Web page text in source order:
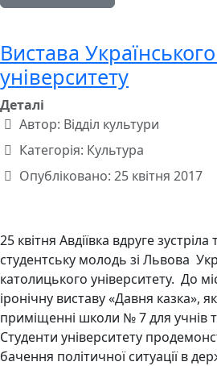
Вистава
університету
Деталі
Автор: Відділ культури
Категорія: Культура
Опубліковано: 25 квітня 2017
25 квітня Авдіївка вдруге
студентську молодь зі Львова
католицького університету. До
іронічну виставу «Давня казка»,
приміщенні школи № 7 для учнів
Студенти університету
бачення політичної ситуації в